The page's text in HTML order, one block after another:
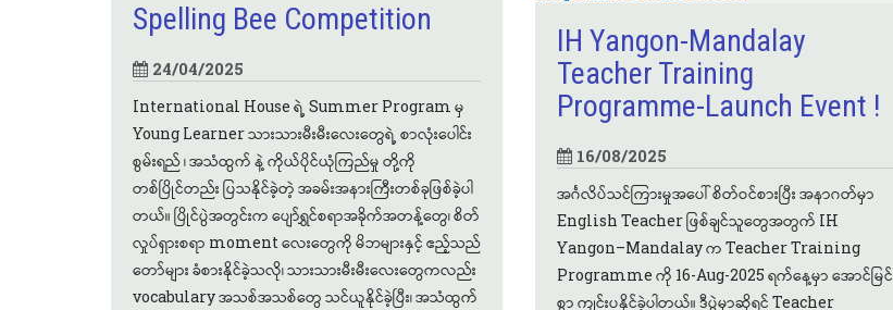
Spelling Bee Competition
24/04/2025
International House ရဲ့ Summer Program မှ
Young Learner သားသားမီးမီးလေးတွေရဲ့ စာလုံးပေါင်း
စွမ်းရည် ၊ အသံထွက် နဲ့ ကိုယ်ပိုင်ယုံကြည်မှု တို့ကို
တစ်ပြိုင်တည်း ပြသနိုင်ခဲ့တဲ့ အခမ်းအနားကြီးတစ်ခုဖြစ်ခဲ့ပါ
တယ်။ ပြိုင်ပွဲအတွင်းက ပျော်ရွှင်စရာအခိုက်အတန့်တွေ၊ စိတ်
လှုပ်ရှားစရာ moment လေးတွေကို မိဘများနှင့် ဧည့်သည်
တော်များ ခံစားနိုင်ခဲ့သလို၊ သားသားမီးမီးလေးတွေကလည်း
vocabulary အသစ်အသစ်တွေ သင်ယူနိုင်ခဲ့ပြီး၊ အသံထွက်
IH Yangon-Mandalay
Teacher Training
Programme-Launch Event !
16/08/2025
အင်္ဂလိပ်သင်ကြားမှုအပေါ် စိတ်ဝင်စားပြီး အနာဂတ်မှာ
English Teacher ဖြစ်ချင်သူတွေအတွက် IH
Yangon–Mandalay က Teacher Training
Programme ကို 16-Aug-2025 ရက်နေ့မှာ အောင်မြင်
စွာ ကျင်းပနိုင်ခဲ့ပါတယ်။ ဒီပွဲမှာဆိုရင် Teacher